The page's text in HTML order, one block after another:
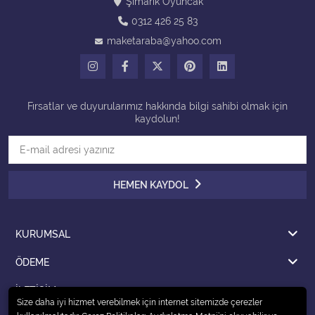
0312 426 25 83
maketaraba@yahoo.com
Fırsatlar ve duyurularımız hakkında bilgi sahibi olmak için
kaydolun!
HEMEN KAYDOL
KURUMSAL
ÖDEME
İLETİŞİM
Size daha iyi hizmet verebilmek için internet sitemizde çerezler